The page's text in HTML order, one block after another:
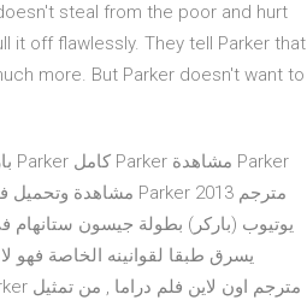
it off flawlessly. They tell Parker that
more. But Parker doesn't want to
يوتيوب (باركر) بطولة جيسون ستانهام